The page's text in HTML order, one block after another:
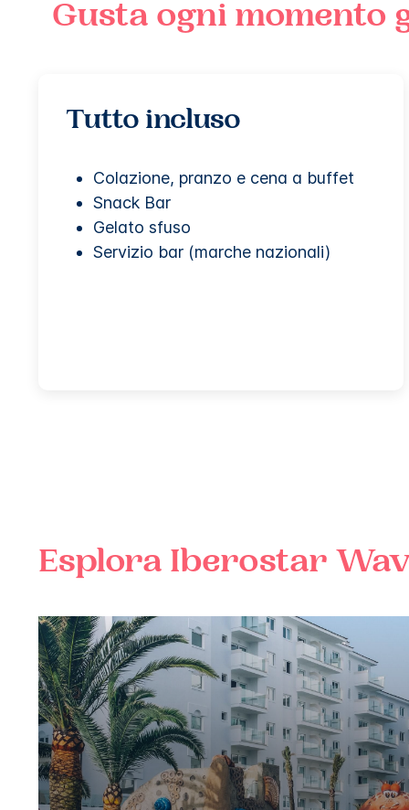
Gusta ogni
Tutto incluso
Colazione, pranzo e cena a buffet
Snack Bar
Gelato sfuso
Servizio bar (marche nazionali)
Esplora Iberostar